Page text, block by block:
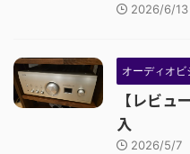
2026/6/13
オーディオビ
【レビ
入
2026/5/7